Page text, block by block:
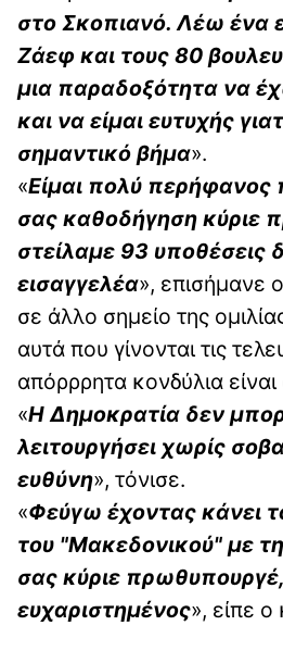
στο Σκοπιανό. Λέω ένα
Ζάεφ και τους 80
μια παραδοξότητα να
και να είμαι ευτυχής
σημαντικό βήμα».
«Είμαι πολύ περήφανος
σας καθοδήγηση κύριε
στείλαμε 93 υποθέσεις
εισαγγελέα», επισήμανε
σε άλλο σημείο της
αυτά που γίνονται τις
απόρρρητα κονδύλια είναι
«Η Δημοκρατία δεν
λειτουργήσει χωρίς
ευθύνη», τόνισε.
«Φεύγω έχοντας κάνει
του "Μακεδονικού" με
σας κύριε
ευχαριστημένος», είπε ο